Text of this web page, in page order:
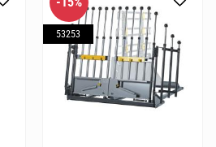
Lägg till i favoriter
53253
Lägg